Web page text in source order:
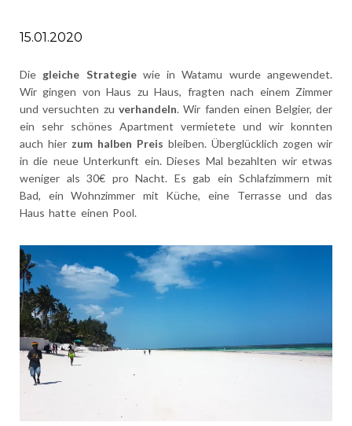
15.01.2020
Die gleiche Strategiewie in Watamu wurde angewendet.
Wir gingen von Haus zu Haus, fragten nach einem Zimmer
und versuchten zuverhandeln. Wir fanden einen Belgier, der
ein sehr schönes Apartment vermietete und wir konnten
auch hier zum halben Preis bleiben. Überglücklich zogen wir
in die neue Unterkunft ein. Dieses Mal bezahlten wir etwas
weniger als 30€ pro Nacht. Es gab ein Schlafzimmern mit
Bad, ein Wohnzimmer mit Küche, eine Terrasse und das
Haus hatte einen Pool.